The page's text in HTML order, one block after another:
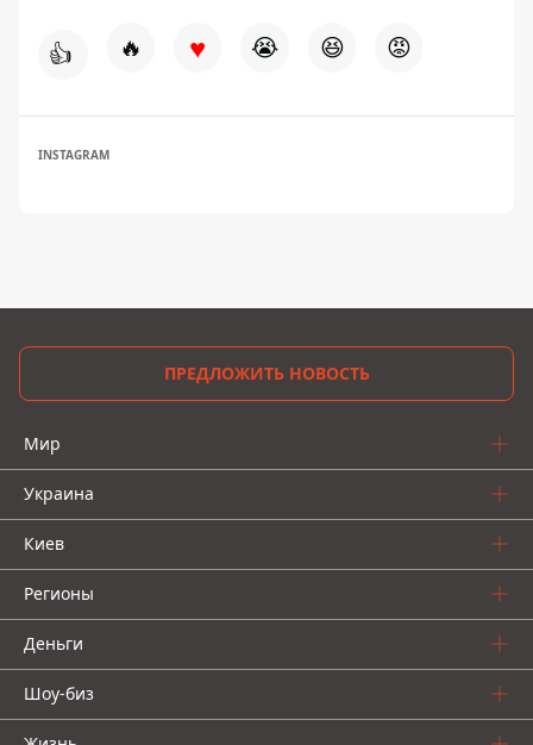
👍 🔥 ♥ 😭 😆 😡
INSTAGRAM
ПРЕДЛОЖИТЬ НОВОСТЬ
Мир
Украина
Киев
Регионы
Деньги
Шоу-биз